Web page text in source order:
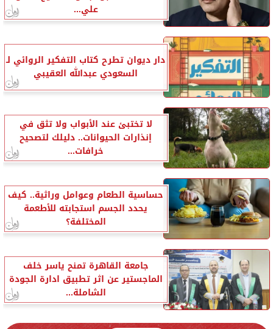
علي...
دار ديوان تطرح كتاب التفكير الروائي لـ
السعودي عبدالله العقيبي
لا تختبئ عند الأبواب ولا تثق في
إنذارات الحيوانات.. دليلك لتصحيح
خرافات...
حساسية الطعام وعوامل وراثية.. كيف
يحدد الجسم استجابته للأطعمة
المختلفة؟
جامعة القاهرة تمنح ياسر خلف
الماجستير عن اثر تطبيق ادارة الجودة
الشاملة...